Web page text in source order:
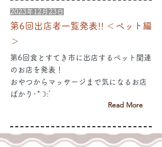
2023年12月23日
第6回出店者一覧発表!! ＜ペット編
＞
第6回食とすてき市に出店するペット関連
のお店を発表！
おやつからマッサージまで気になるお店
ばかり･*☽:ﾟ
Read More